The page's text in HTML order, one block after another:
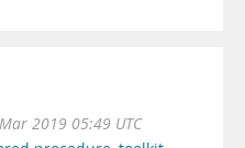
2019 05:49 UTC